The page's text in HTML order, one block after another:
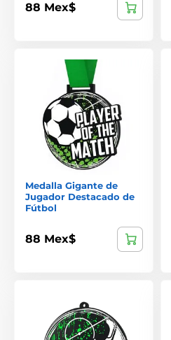
88 Mex$
Medalla Gigante de
Jugador Destacado de
Fútbol
88 Mex$